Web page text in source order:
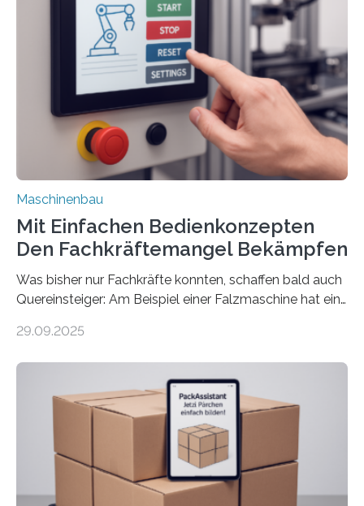
Maschinenbau
Mit Einfachen Bedienkonzepten
Den Fachkräftemangel Bekämpfen
Was bisher nur Fachkräfte konnten, schaffen bald auch
Quereinsteiger: Am Beispiel einer Falzmaschine hat ein
Mensch-Maschine-Schnittstelle so sehr vereinfacht,
Die zugrunde liegende Methodik lässt sich auf alle
anderen Maschinen übertragen. Eine Falzmaschine
umzurüsten ist ein Job für echte Profis. Eine solche
Maschine faltet in Druckereien Broschüren, Prospekte,
Landkarten und vieles mehr – mehrere Zehntausend
Exemplare pro Stunde. Je nach Maschinentyp und
Auftrag kann das Umrüsten…
29.09.2025